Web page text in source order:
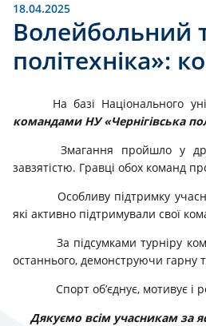
18.04.2025
Волейбольний
політехніка»:
На базі Національного
командами НУ «Чернігівська
Змагання пройшло у
завзятістю. Гравці обох команд
Особливу підтримку
які активно підтримували свої
За підсумками турніру
останнього, демонструючи гарну
Спорт об’єднує, мотивує і
Дякуємо всім учасникам за